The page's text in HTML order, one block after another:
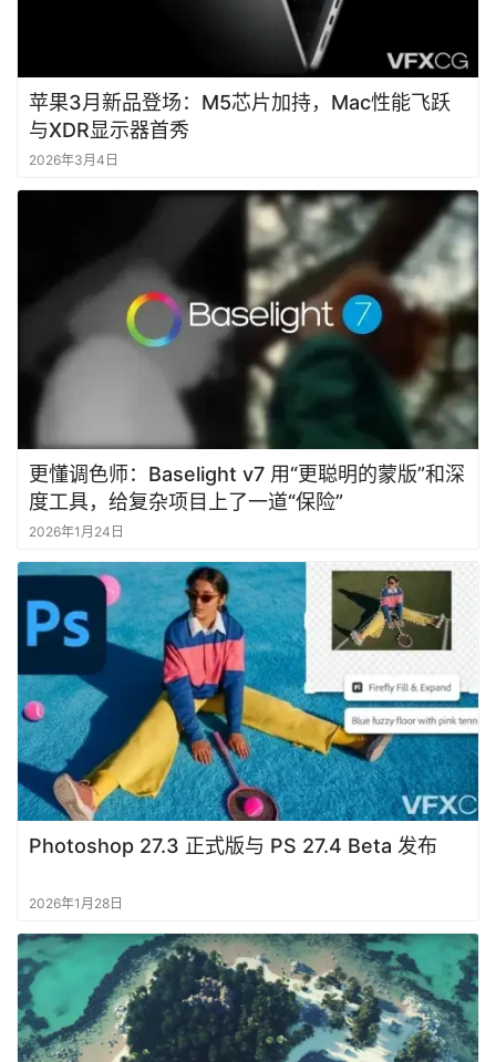
品
资
源
习
注册
苹果3月新品登场：M5芯片加持，Mac性能飞跃
与XDR显示器首秀
2026年3月4日
更懂调色师：Baselight v7 用“更聪明的蒙版”和深
度工具，给复杂项目上了一道“保险”
2026年1月24日
Photoshop 27.3 正式版与 PS 27.4 Beta 发布
2026年1月28日